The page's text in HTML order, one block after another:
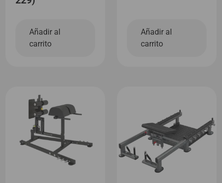
Añadir al
carrito
Añadir al
carrito